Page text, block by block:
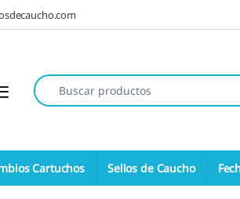
Búsqueda de:
Cartuchos Sellos de Caucho